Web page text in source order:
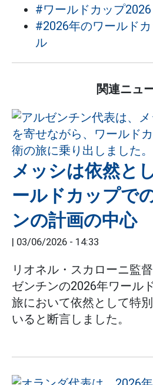
#ワールドカップ2026
#2026年のワールド
ル
関連ニュ
メッシは依然と
ールドカップで
ンの計画の中心
| 03/06/2026 - 14:33
リオネル・スカローニ監
ゼンチンの2026年ワール
旅において依然として特
いると断言しました。